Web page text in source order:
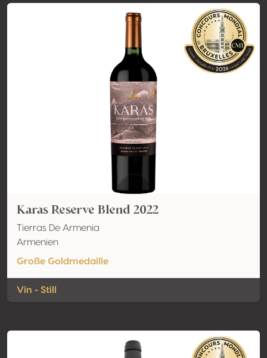
Karas Reserve Blend 2022
Tierras De Armenia
Armenien
Große Goldmedaille
Vin - Still